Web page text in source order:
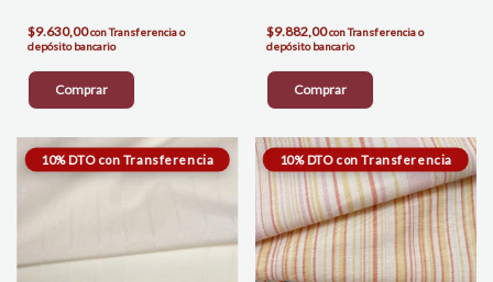
$9.630,00conTransferencia o
depósito bancario
Comprar
$9.882,00conTransferencia o
depósito bancario
Comprar